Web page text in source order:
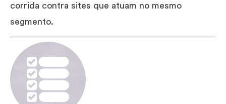
corrida contra sites que atuam no mesmo
segmento.